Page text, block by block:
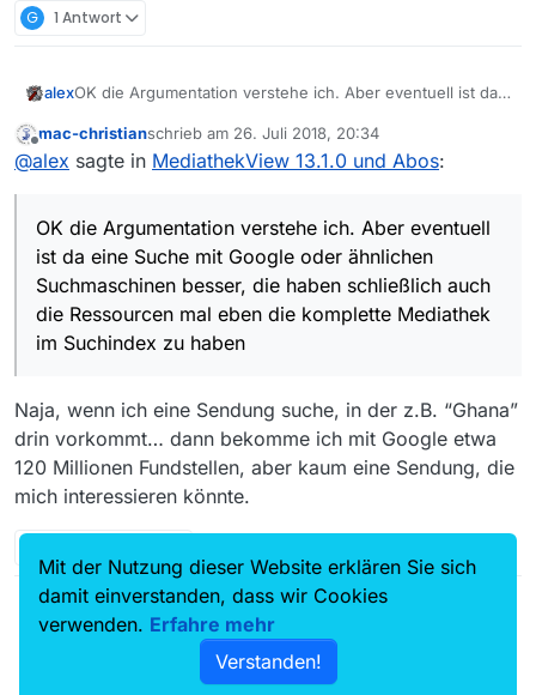
G 1 Antwort
alexOK die Argumentation verstehe ich. Aber eventuell ist da
besser, die haben schließlich auch die Ressourcen mal
eben die komplette Mediathek im Suchindex zu haben.
Richtung.
Also ich werde mal mit Christian sprechen in wie weit da
eventuell eine Optionale Suche möglich ist. Eventuell läuft
Offline
mac-christianschrieb am 26. Juli 2018, 20:34
zuletzt editiert von
@alex sagte in MediathekView 13.1.0 und Abos:
OK die Argumentation verstehe ich. Aber eventuell
ist da eine Suche mit Google oder ähnlichen
Suchmaschinen besser, die haben schließlich auch
die Ressourcen mal eben die komplette Mediathek
im Suchindex zu haben
Naja, wenn ich eine Sendung suche, in der z.B. “Ghana”
drin vorkommt… dann bekomme ich mit Google etwa
120 Millionen Fundstellen, aber kaum eine Sendung, die
mich interessieren könnte.
Mit der Nutzung dieser Website erklären Sie sich
damit einverstanden, dass wir Cookies
verwenden. Erfahre mehr
Verstanden!